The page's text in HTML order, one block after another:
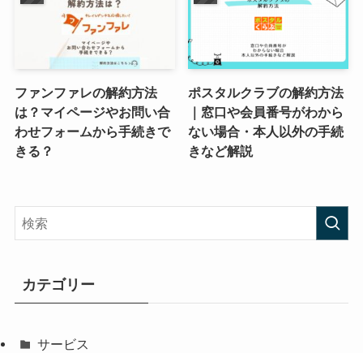
ファンファレの解約方法
は？マイページやお問い合
わせフォームから手続きで
きる？
ポスタルクラブの解約方法
｜窓口や会員番号がわから
ない場合・本人以外の手続
きなど解説
カテゴリー
サービス